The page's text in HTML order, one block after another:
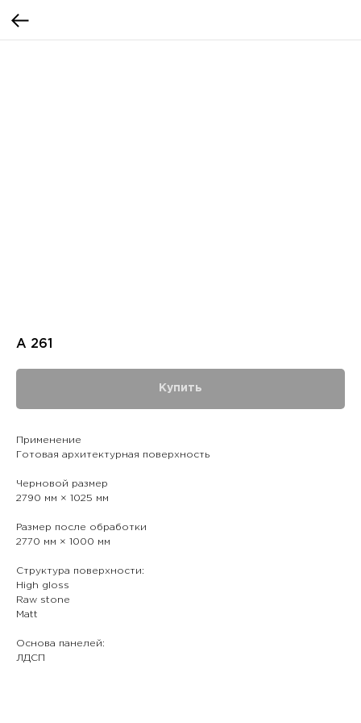
А 261
Купить
Применение
Готовая архитектурная поверхность
Черновой размер
2790 мм × 1025 мм
Размер после обработки
2770 мм × 1000 мм
Структура поверхности:
High gloss
Raw stone
Matt
Основа панелей:
ЛДСП